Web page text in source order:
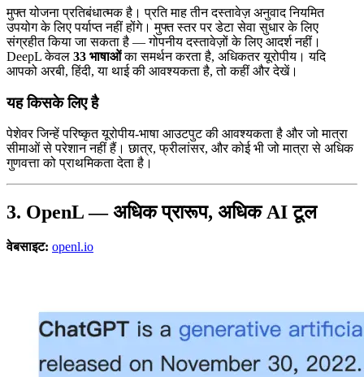
मुफ्त योजना प्रतिबंधात्मक है। प्रति माह तीन दस्तावेज़ अनुवाद नियमित
उपयोग के लिए पर्याप्त नहीं होंगे। मुफ्त स्तर पर डेटा सेवा सुधार के लिए
संग्रहीत किया जा सकता है — गोपनीय दस्तावेज़ों के लिए आदर्श नहीं।
DeepL केवल 33 भाषाओंका समर्थन करता है, अधिकतर यूरोपीय। यदि
आपको अरबी, हिंदी, या थाई की आवश्यकता है, तो कहीं और देखें।
यह किसके लिए है
पेशेवर जिन्हें परिष्कृत यूरोपीय-भाषा आउटपुट की आवश्यकता है और जो मात्रा
सीमाओं से परेशान नहीं हैं। छात्र, फ्रीलांसर, और कोई भी जो मात्रा से अधिक
गुणवत्ता को प्राथमिकता देता है।
3. OpenL — अधिक प्रारूप, अधिक AI टूल
वेबसाइट: openl.io